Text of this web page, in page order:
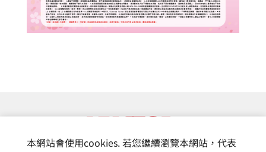
本網站會使用cookies. 若您繼續瀏覽本網站，代表